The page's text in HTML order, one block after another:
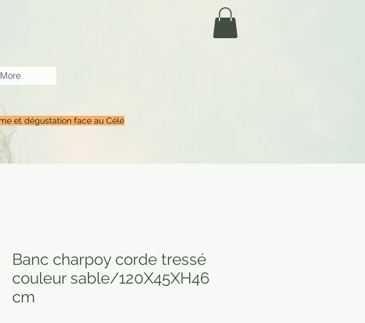
More
et dégustation face au Célé
Banc charpoy corde tressé
couleur sable/120X45XH46
cm